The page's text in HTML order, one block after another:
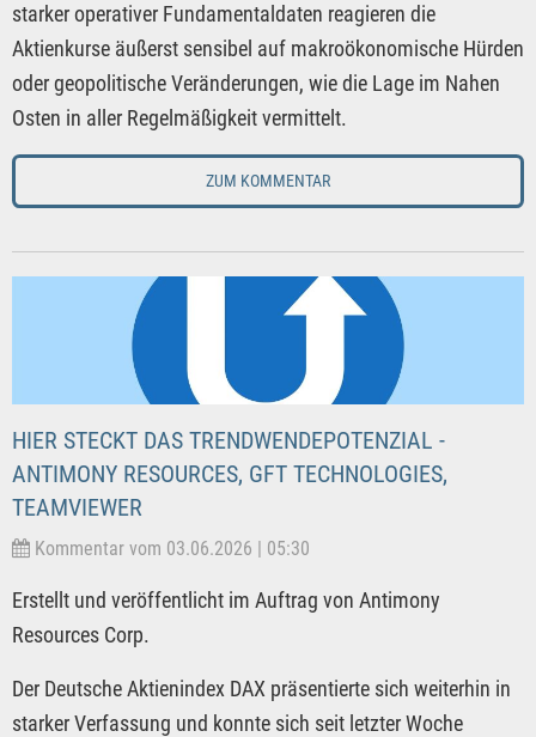
starker operativer Fundamentaldaten reagieren die
Aktienkurse äußerst sensibel auf makroökonomische Hürden
oder geopolitische Veränderungen, wie die Lage im Nahen
Osten in aller Regelmäßigkeit vermittelt.
ZUM KOMMENTAR
HIER STECKT DAS TRENDWENDEPOTENZIAL -
ANTIMONY RESOURCES, GFT TECHNOLOGIES,
TEAMVIEWER
Kommentar vom 03.06.2026 | 05:30
Erstellt und veröffentlicht im Auftrag von Antimony
Resources Corp.
Der Deutsche Aktienindex DAX präsentierte sich weiterhin in
starker Verfassung und konnte sich seit letzter Woche